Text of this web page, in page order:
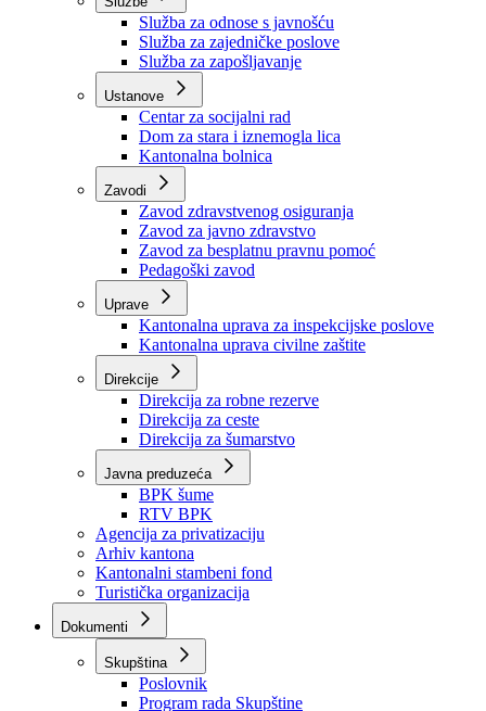
Organizacije
Službe
Služba za odnose s javnošću
Služba za zajedničke poslove
Služba za zapošljavanje
Ustanove
Centar za socijalni rad
Dom za stara i iznemogla lica
Kantonalna bolnica
Zavodi
Zavod zdravstvenog osiguranja
Zavod za javno zdravstvo
Zavod za besplatnu pravnu pomoć
Pedagoški zavod
Kantonalna uprava za inspekcijske poslove
Kantonalna uprava civilne zaštite
Direkcije
Direkcija za robne rezerve
Direkcija za ceste
Direkcija za šumarstvo
Javna preduzeća
BPK šume
RTV BPK
Agencija za privatizaciju
Arhiv kantona
Kantonalni stambeni fond
Turistička organizacija
Dokumenti